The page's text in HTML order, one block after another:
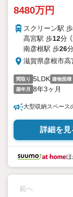
8480万円
スクリーン駅 歩
高宮駅 歩12分
南彦根駅 歩26
滋賀県彦根市高
間取り 5LDK 建物面積
築年月 8年3ヶ月
大型収納スペース
詳細を見
前へ